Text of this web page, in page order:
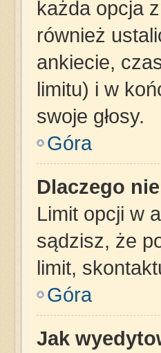
każda opcja
również
ankiecie,
limitu) i w
swoje głosy.
Góra
Dlaczego
Limit opcji w
sądzisz, że
limit,
Góra
Jak